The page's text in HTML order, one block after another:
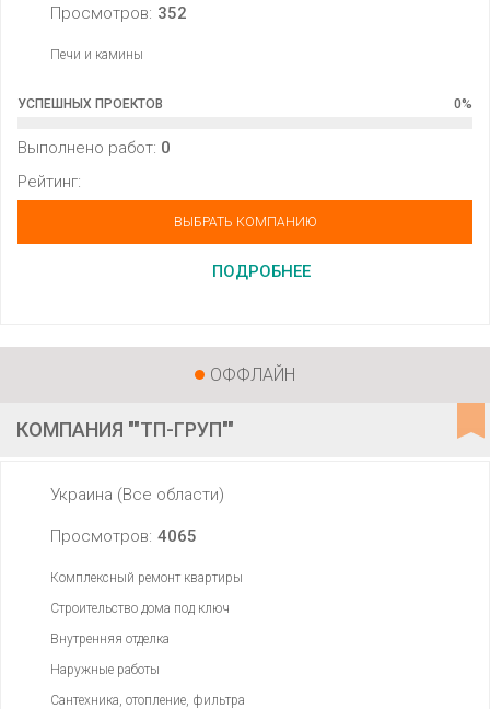
Просмотров: 352
Печи и камины
УСПЕШНЫХ ПРОЕКТОВ 0%
Выполнено работ: 0
Рейтинг:
ВЫБРАТЬ КОМПАНИЮ
ПОДРОБНЕЕ
ОФФЛАЙН
КОМПАНИЯ ""ТП-ГРУП""
Украина (Все области)
Просмотров: 4065
Комплексный ремонт квартиры
Строительство дома под ключ
Внутренняя отделка
Наружные работы
Сантехника, отопление, фильтра